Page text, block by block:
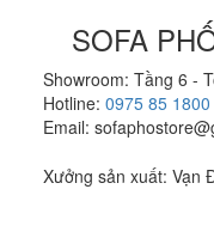
SOFA
Showroom: Tầng 6 -
Hotline: 0975 85 1800
Email:
Xưởng sản xuất: Vạn